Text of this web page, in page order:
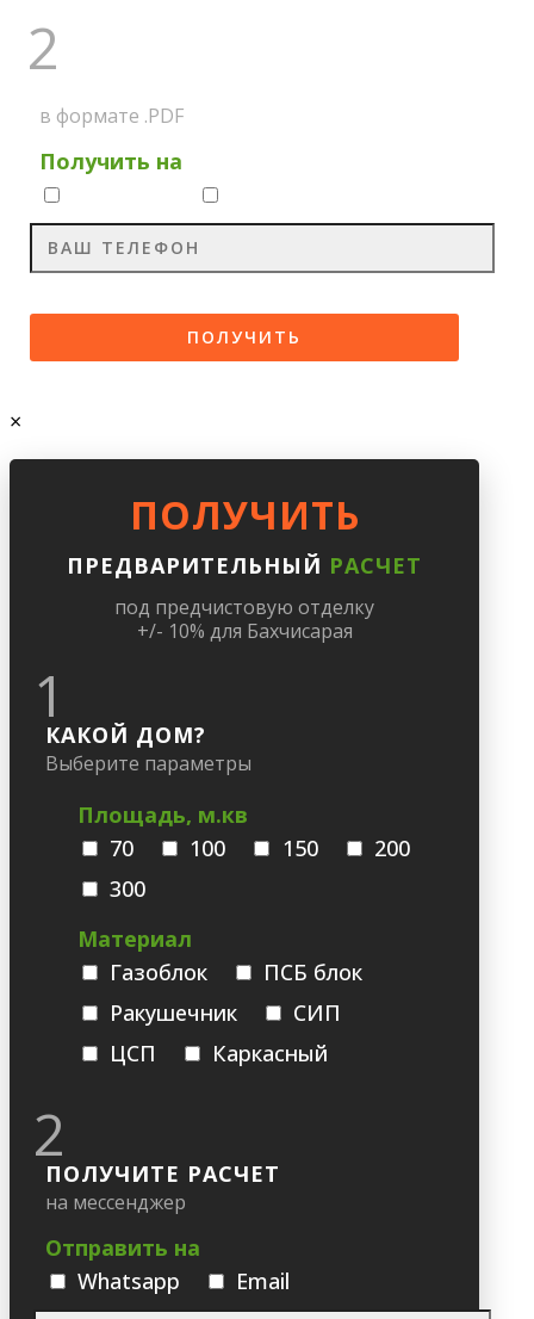
2
в формате .PDF
Получить на
×
ПОЛУЧИТЬ
ПРЕДВАРИТЕЛЬНЫЙ РАСЧЕТ
под предчистовую отделку
+/- 10% для Бахчисарая
1
КАКОЙ ДОМ?
Выберите параметры
Площадь, м.кв
70
100 150
200
300
Материал
Газоблок
ПСБ блок
Ракушечник
СИП
ЦСП
Каркасный
2
ПОЛУЧИТЕ РАСЧЕТ
на мессенджер
Отправить на
Whatsapp
Email